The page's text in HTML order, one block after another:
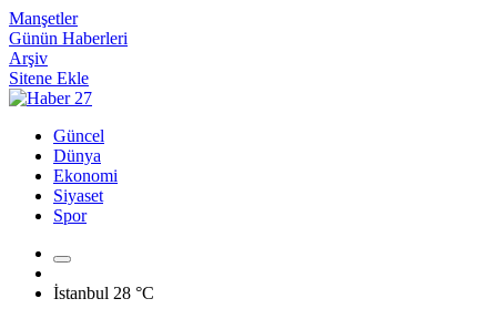
Manşetler
Günün Haberleri
Arşiv
Sitene Ekle
Güncel
Dünya
Ekonomi
Siyaset
Spor
İstanbul 28 °C